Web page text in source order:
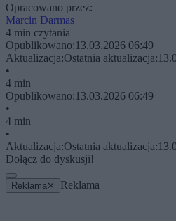
Opracowano przez:
Marcin Darmas
4 min czytania
Opublikowano:13.03.2026 06:49
Aktualizacja:Ostatnia aktualizacja:
•
4 min
Opublikowano:13.03.2026 06:49
•
4 min
•
Aktualizacja:Ostatnia aktualizacja:
Dołącz do dyskusji!
Reklama ✕ Reklama